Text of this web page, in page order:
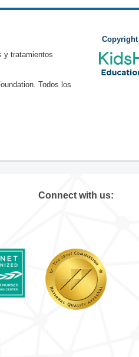
Copyright
y tratamientos
Todos los
Connect with us: